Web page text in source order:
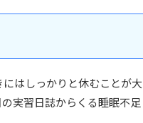
はしっかりと休むことが大
実習日誌からくる睡眠不足